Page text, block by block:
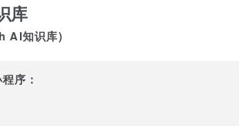
身咬住偷袭者。前翼一旦失守，整支队伍的
应，任何试图靠近的猎豹或鬣狗都会先穿过
库
AI知识库)
序：